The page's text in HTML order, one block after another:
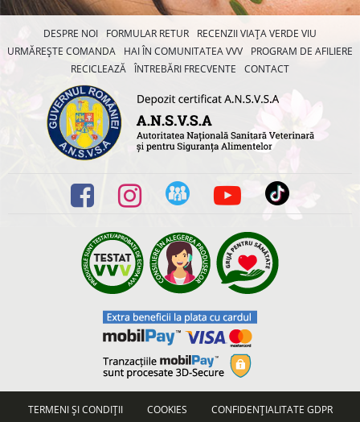
DESPRE NOI FORMULAR RETUR
RECENZII VIAȚA VERDE VIU
URMĂREȘTE COMANDA
HAI ÎN COMUNITATEA VVV
PROGRAM DE AFILIERE
RECICLEAZĂ ÎNTREBĂRI FRECVENTE CONTACT
TERMENI ȘI CONDIȚII COOKIES
CONFIDENȚIALITATE GDPR